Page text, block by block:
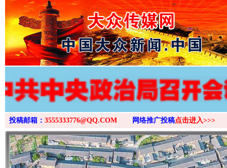
>
投稿邮箱： 3555333776@QQ.COM 网络推广投稿点击进入>>>